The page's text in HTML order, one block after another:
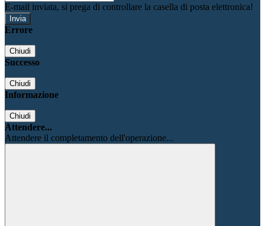
E-mail inviata, si prega di controllare la casella di posta elettronica!
Errore
Chiudi
Successo
Chiudi
Informazione
Chiudi
Attendere...
Attendere il completamento dell'operazione...